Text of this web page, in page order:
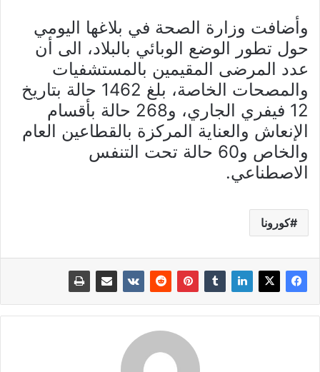
وأضافت وزارة الصحة في بلاغها اليومي
حول تطور الوضع الوبائي بالبلاد، الى أن
عدد المرضى المقيمين بالمستشفيات
والمصحات الخاصة، بلغ 1462 حالة بتاريخ
12 فيفري الجاري، و268 حالة بأقسام
الإنعاش والعناية المركزة بالقطاعين العام
والخاص و60 حالة تحت التنفس
الاصطناعي.
كورونا